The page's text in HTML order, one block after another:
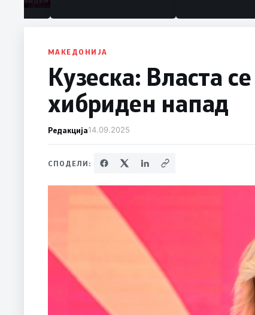
МАКЕДОНИЈА
Кузеска: Властa
хибриден напад
Редакција14.09.2025
СПОДЕЛИ: